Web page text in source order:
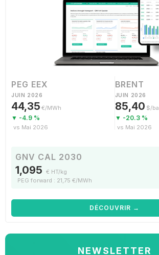
PEG EEX
JUIN 2026
44,35 €/MWh
▼ -4.9 %
vs Mai 2026
BRENT
JUIN 2026
85,40 $/
▼ -20.3 %
vs Mai 2026
GNV CAL 2030
1,095 € HT/kg
PEG forward : 21,75 €/MWh
DÉCOUVRIR →
NEWSLETTER